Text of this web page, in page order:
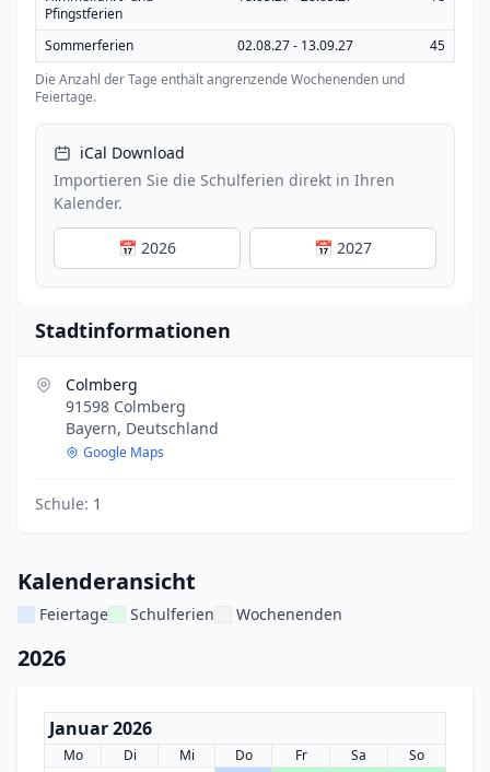
Pfingstferien
Sommerferien 02.08.27 - 13.09.27
45
Die Anzahl der Tage enthält angrenzende Wochenenden und
Feiertage.
iCal Download
Importieren Sie die Schulferien direkt in Ihren
Kalender.
📅 2026 📅 2027
Stadtinformationen
Colmberg
91598 Colmberg
Bayern, Deutschland
Google Maps
Schule: 1
Kalenderansicht
Feiertage Schulferien Wochenenden
2026
Januar 2026
Mo Di Mi Do Fr Sa
So